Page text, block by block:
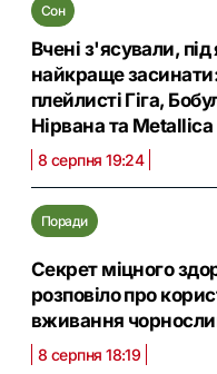
Сон
Вчені з'ясували, під
найкраще
плейлисті Гіга,
Нірвана та Metallica
8 серпня 19:24
Поради
Секрет міцного
розповіло про
вживання
8 серпня 18:19